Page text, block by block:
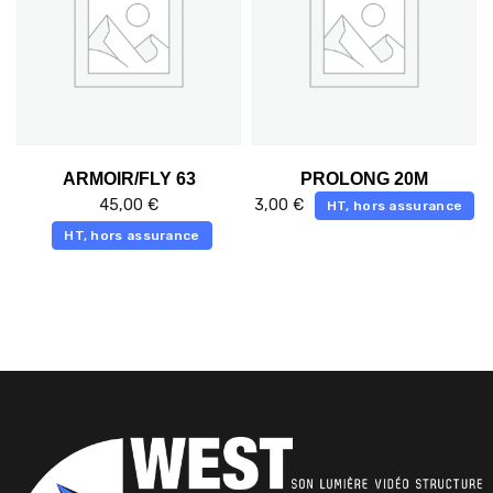
ARMOIR/FLY 63
45,00 €
HT, hors assurance
PROLONG 20M
3,00 € HT, hors assurance